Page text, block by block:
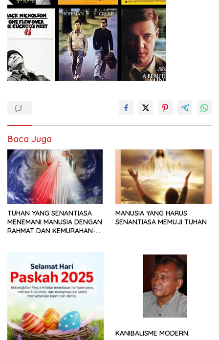
Baca Juga
TUHAN YANG SENANTIASA
MENEMANI MANUSIA DENGAN
RAHMAT DAN KEMURAHAN-
MANUSIA YANG HARUS
SENANTIASA MEMUJI TUHAN
KANIBALISME MODERN.